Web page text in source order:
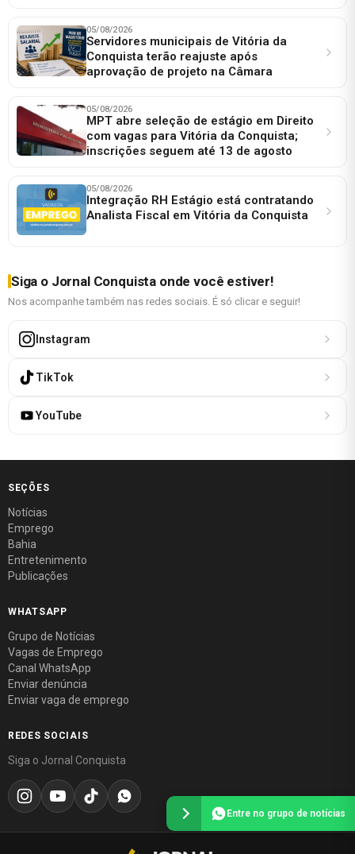
05/08/2026
Servidores municipais de Vitória da
Conquista terão reajuste após
aprovação de projeto na Câmara
05/08/2026
MPT abre seleção de estágio em Direito
com vagas para Vitória da Conquista;
inscrições seguem até 13 de agosto
05/08/2026
Integração RH Estágio está contratando
Analista Fiscal em Vitória da Conquista
Siga o Jornal Conquista onde você estiver!
Nos acompanhe também nas redes sociais. É só clicar e seguir!
Instagram
TikTok
YouTube
SEÇÕES
Notícias
Emprego
Bahia
Entretenimento
Publicações
WHATSAPP
Grupo de Notícias
Vagas de Emprego
Canal WhatsApp
Enviar denúncia
Enviar vaga de emprego
REDES SOCIAIS
Siga o Jornal Conquista
Entre no grupo de notícias